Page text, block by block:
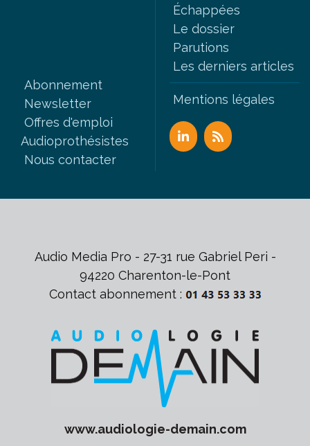
Échappées
Le dossier
Parutions
Les derniers articles
Abonnement
Newsletter
Offres d'emploi
Audioprothésistes
Nous contacter
Mentions légales
Audio Media Pro - 27-31 rue Gabriel Peri -
94220 Charenton-le-Pont
Contact abonnement :
www.audiologie-demain.com